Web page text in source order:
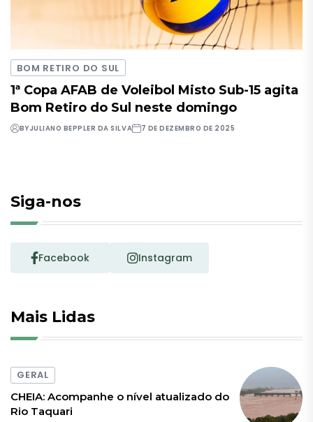
BOM RETIRO DO SUL
1ª Copa AFAB de Voleibol Misto Sub-15 agita
Bom Retiro do Sul neste domingo
BYJULIANO BEPPLER DA SILVA 7 DE DEZEMBRO DE 2025
Siga-nos
Facebook Instagram
Mais Lidas
GERAL
CHEIA: Acompanhe o nível atualizado do
Rio Taquari